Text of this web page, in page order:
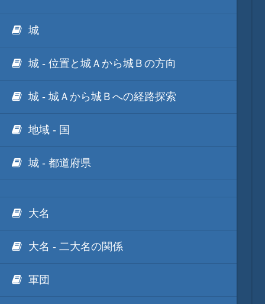
城
城 - 位置と城Ａから城Ｂの方向
城 - 城Ａから城Ｂへの経路探索
地域 - 国
城 - 都道府県
大名
大名 - 二大名の関係
軍団